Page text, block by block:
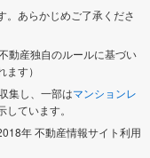
。あらかじめご了承くださ
動産独自のルールに基づい
す）
集し、一部はマンションレ
ています。
年 不動産情報サイト利用